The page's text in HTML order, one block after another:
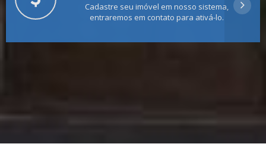
Cadastre seu imóvel em nosso sistema,
entraremos em contato para ativá-lo.